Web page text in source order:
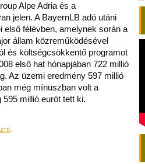
Alpe Adria és a
jelen. A BayernLB adó utáni
első félévben, amelynek során a
állam közreműködésével
és költségcsökkentő programot
első hat hónapjában 722 millió
Az üzemi eredmény 597 millió
még mínuszban volt a
millió eurót tett ki.
.